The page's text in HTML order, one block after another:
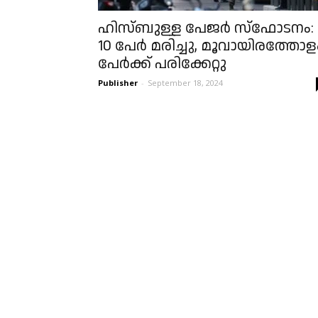
ഹിസ്ബുള്ള പേജർ സ്ഫോടനം:
10 പേർ മരിച്ചു,
പേർക്ക് പരിക്കേറ്റു
Publisher - September 18, 2024